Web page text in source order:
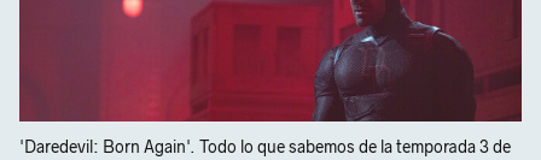
'Daredevil: Born Again'. Todo lo que sabemos de la temporada 3 de